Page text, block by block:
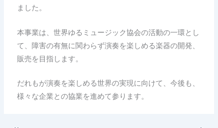
ました。
本事業は、世界ゆるミュージック協会の活動の一環とし
て、障害の有無に関わらず演奏を楽しめる楽器の開発、
販売を目指します。
だれもが演奏を楽しめる世界の実現に向けて、今後も、
様々な企業との協業を進めて参ります。